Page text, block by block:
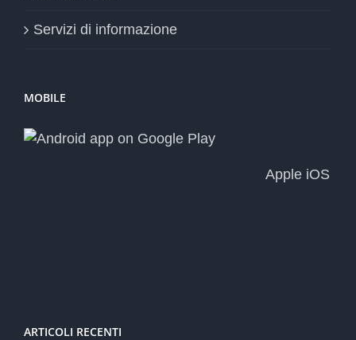
Servizi di informazione
MOBILE
Apple iOS
ARTICOLI RECENTI